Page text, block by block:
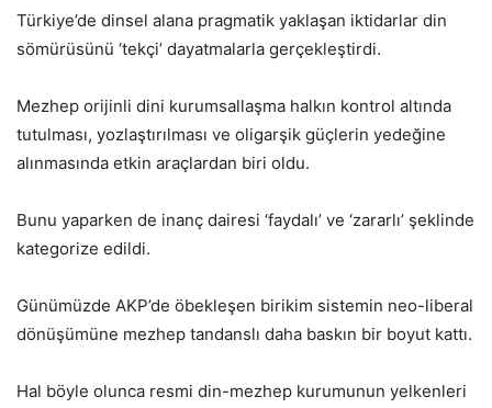
Türkiye’de dinsel alana pragmatik yaklaşan iktidarlar din
sömürüsünü ‘tekçi’ dayatmalarla gerçekleştirdi.
Mezhep orijinli dini kurumsallaşma halkın kontrol altında
tutulması, yozlaştırılması ve oligarşik güçlerin yedeğine
alınmasında etkin araçlardan biri oldu.
Bunu yaparken de inanç dairesi ‘faydalı’ ve ‘zararlı’ şeklinde
kategorize edildi.
Günümüzde AKP’de öbekleşen birikim sistemin neo-liberal
dönüşümüne mezhep tandanslı daha baskın bir boyut kattı.
Hal böyle olunca resmi din-mezhep kurumunun yelkenleri